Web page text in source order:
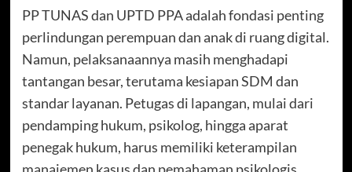
PP TUNAS dan UPTD PPA adalah fondasi penting
perlindungan perempuan dan anak di ruang digital.
Namun, pelaksanaannya masih menghadapi
tantangan besar, terutama kesiapan SDM dan
standar layanan. Petugas di lapangan, mulai dari
pendamping hukum, psikolog, hingga aparat
penegak hukum, harus memiliki keterampilan